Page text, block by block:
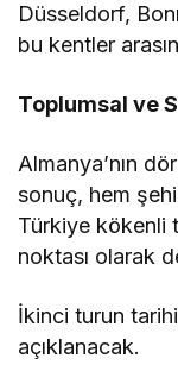
Düsseldorf,
bu kentler
Toplumsal ve
Almanya’nın
sonuç, hem
Türkiye kökenli
noktası olarak
İkinci turun
açıklanacak.